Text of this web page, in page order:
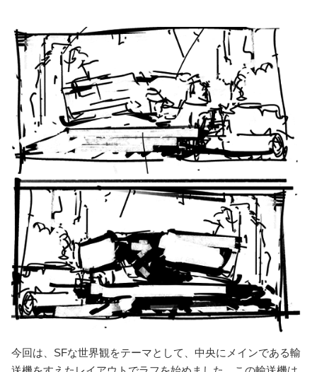
今回は、SFな世界観をテーマとして、中央にメインである輸